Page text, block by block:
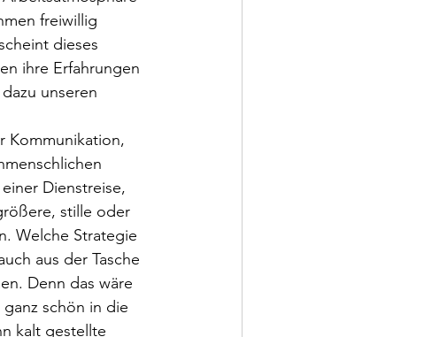
freiwillig
dieses
ihre Erfahrungen
unseren
Kommunikation,
Dienstreise,
stille oder
Welche Strategie
aus der Tasche
Denn das wäre
schön in die
kalt gestellte